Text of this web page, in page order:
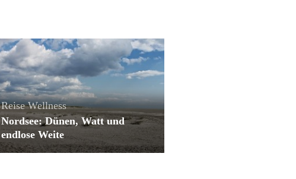
Reise Wellness
Nordsee: Dünen, Watt und
endlose Weite